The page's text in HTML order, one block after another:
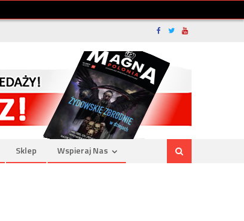
Sklep Wspieraj Nas